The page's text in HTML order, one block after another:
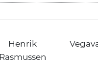
Henrik
Rasmussen